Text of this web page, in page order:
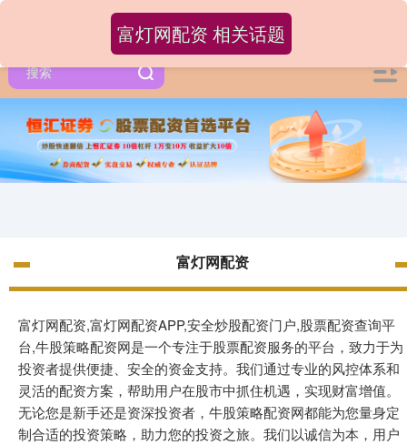
富灯网配资
富灯网配资,富灯网配资APP,安全炒股配资门户,股票配资查询平
台,牛股策略配资网是一个专注于股票配资服务的平台，致力于为
投资者提供便捷、安全的资金支持。我们通过专业的风控体系和
灵活的配资方案，帮助用户在股市中抓住机遇，实现财富增值。
无论您是新手还是资深投资者，牛股策略配资网都能为您量身定
制合适的投资策略，助力您的投资之旅。我们以诚信为本，用户
富灯网配资 相关话题